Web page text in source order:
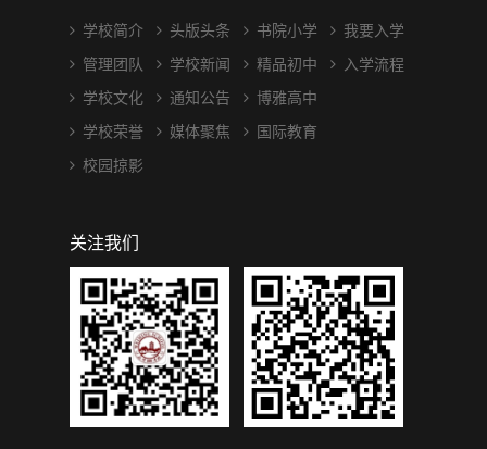
学校简介
管理团队
学校文化
学校荣誉
校园掠影
头版头条
学校新闻
通知公告
媒体聚焦
书院小学
精品初中
博雅高中
国际教育
我要入学
入学流程
关注我们